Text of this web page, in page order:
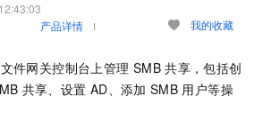
产品详情 我的收藏
件网关控制台上管理 SMB 共享，包括创
共享、设置 AD、添加 SMB 用户等操